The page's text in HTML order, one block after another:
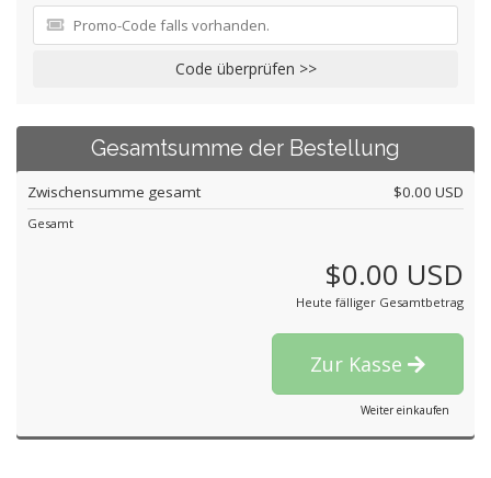
Code überprüfen >>
Gesamtsumme der Bestellung
Zwischensumme gesamt $0.00 USD
Gesamt
$0.00 USD
Heute fälliger Gesamtbetrag
Zur Kasse
Weiter einkaufen